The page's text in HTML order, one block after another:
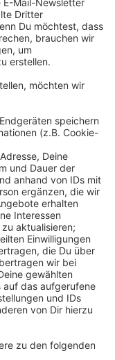
in
Material,
ausgehändigt.
möchte, sollte
Anmeldungen
möglich. Man
und Kitas
der